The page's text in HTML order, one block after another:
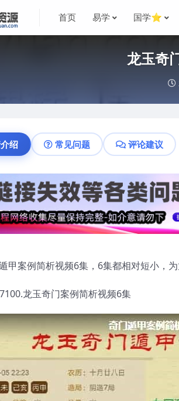
首页 易学 国学⭐
龙玉奇
绍 常见问题 评论建议
甲案例简析视频6集，6集都相对短小，
龙玉奇门案例简析视频6集